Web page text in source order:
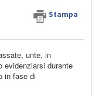
Stampa
unte, in
evidenziarsi durante
in fase di